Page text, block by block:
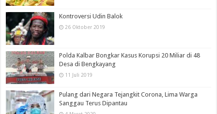
Kontroversi Udin Balok
26 Oktober 2019
Polda Kalbar Bongkar Kasus Korupsi 20 Miliar di 48
Desa di Bengkayang
11 Juli 2019
Pulang dari Negara Tejangkit Corona, Lima Warga
Sanggau Terus Dipantau